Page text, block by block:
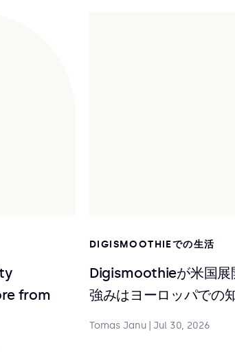
from
DIGISMOOTHIEでの生活
Digismoothieが米国展
強みはヨーロッパでの
Tomas Janu Jul 30, 2026